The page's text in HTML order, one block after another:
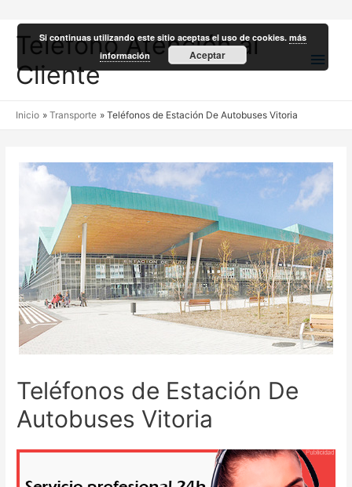
Teléfono Atención al
Cliente
Inicio Transporte Teléfonos de Estación De Autobuses Vitoria
Teléfonos de Estación De
Autobuses Vitoria
Si continuas utilizando este sitio aceptas el uso de cookies.más
información
Aceptar